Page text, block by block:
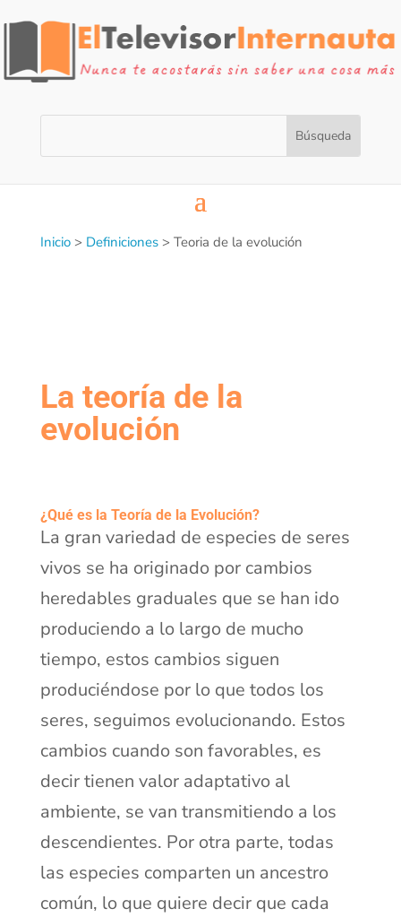
Inicio> Definiciones> Teoria de la evolución
La teoría de la
evolución
¿Qué es la Teoría de la Evolución?
La gran variedad de especies de seres
vivos se ha originado por cambios
heredables graduales que se han ido
produciendo a lo largo de mucho
tiempo, estos cambios siguen
produciéndose por lo que todos los
seres, seguimos evolucionando. Estos
cambios cuando son favorables, es
decir tienen valor adaptativo al
ambiente, se van transmitiendo a los
descendientes. Por otra parte, todas
las especies comparten un ancestro
común, lo que quiere decir que cada